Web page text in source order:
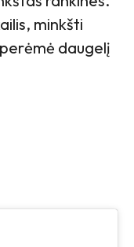
minkšti
daugelį